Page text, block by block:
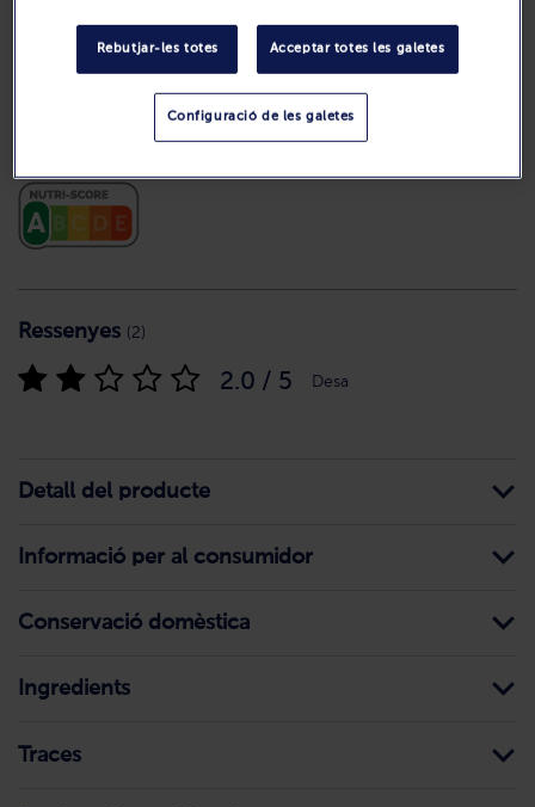
1000 g (Preu per Kg 14.60 €)
Compra
Ressenyes (2)
2.0 / 5 Desa
Detall del producte
Informació per al consumidor
Conservació domèstica
Ingredients
Traces
Rebutjar-les totes Acceptar totes les galetes
Configuració de les galetes